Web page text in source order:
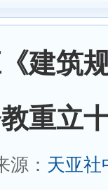
建筑
重立
： 天亚社